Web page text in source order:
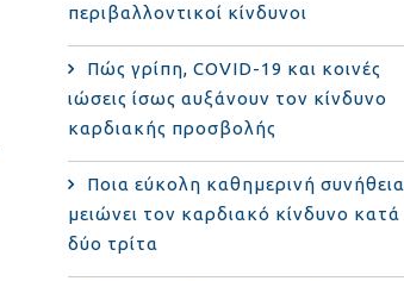
περιβαλλοντικοί κίνδυνοι
Πώς γρίπη, COVID-19 και κοινές
ιώσεις ίσως αυξάνουν τον κίνδυνο
καρδιακής προσβολής
Ποια εύκολη καθημερινή συνήθεια
μειώνει τον καρδιακό κίνδυνο κατά
δύο τρίτα